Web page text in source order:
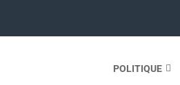
POLITIQUE